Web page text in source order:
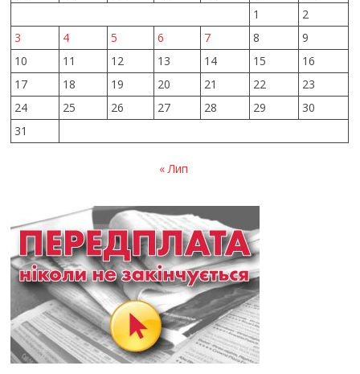
1
2
3
4 5 6 7 8
9
10
11 12 13 14 15
16
17
18 19 20 21 22
23
24
25 26 27 28 29
30
31
« Лип